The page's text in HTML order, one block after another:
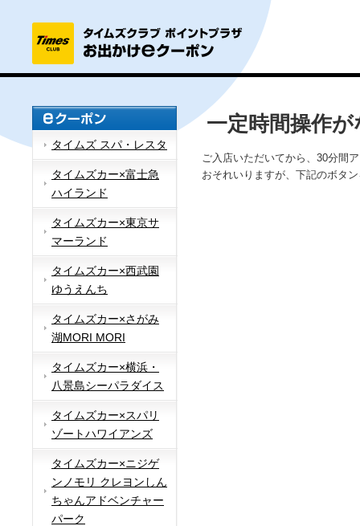
タイムズ スパ・レスタ
タイムズカー×富士急
ハイランド
タイムズカー×東京サ
マーランド
タイムズカー×西武園
ゆうえんち
タイムズカー×さがみ
湖MORI MORI
タイムズカー×横浜・
八景島シーパラダイス
タイムズカー×スパリ
ゾートハワイアンズ
タイムズカー×ニジゲ
ンノモリ クレヨンしん
ちゃんアドベンチャー
パーク
一定時間操作
ご入店いただいてから、30分間
おそれいりますが、下記のボタ